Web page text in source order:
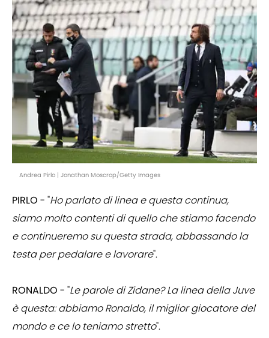
Andrea Pirlo | Jonathan Moscrop/Getty Images
PIRLO - "Ho parlato di linea e questa continua,
siamo molto contenti di quello che stiamo facendo
e continueremo su questa strada, abbassando la
testa per pedalare e lavorare".
RONALDO - "Le parole di Zidane? La linea della Juve
è questa: abbiamo Ronaldo, il miglior giocatore del
mondo e ce lo teniamo stretto".